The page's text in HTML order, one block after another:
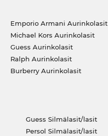
Emporio Armani Aurinkolasit
Michael Kors Aurinkolasit
Guess Aurinkolasit
Ralph Aurinkolasit
Burberry Aurinkolasit
Guess Silmälasit/lasit
Persol Silmälasit/lasit